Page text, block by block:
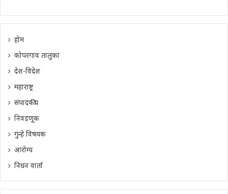
होम
कोपरगाव तालुका
देश-विदेश
महाराष्ट्र
संपादकीय
निवडणूक
गुन्हे विषयक
आरोग्य
निधन वार्ता